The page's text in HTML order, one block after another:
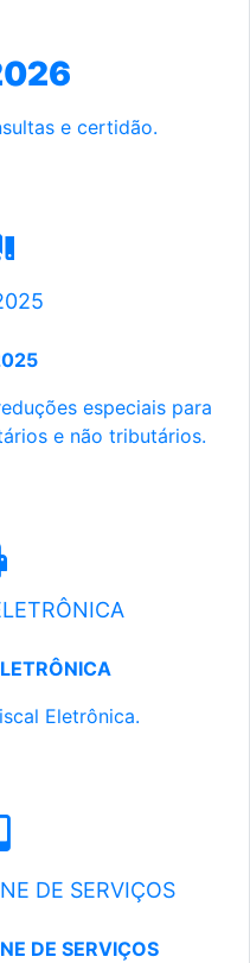
e certidão.
especiais para
e não tributários.
Eletrônica.
DE SERVIÇOS
DE SERVIÇOS